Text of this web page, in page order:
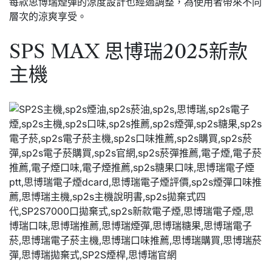
層次的涼爽享受。
SPS MAX 思博瑞2025新款
主機